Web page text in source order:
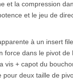
et la compression
et le jeu de
à un insert
force dans le pivot de
vis + capot du
pour deux taille de